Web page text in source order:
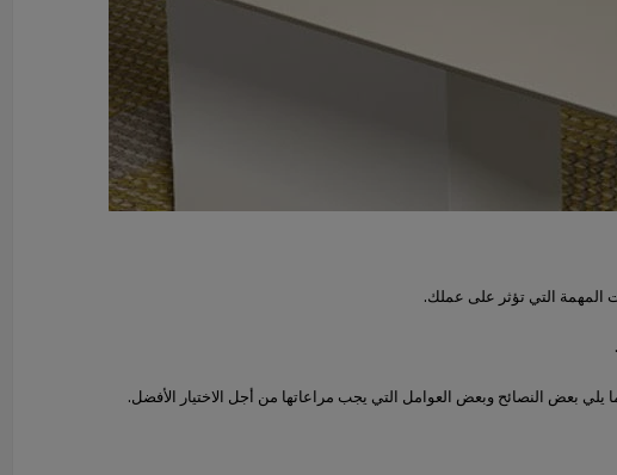
المهمة التي تؤثر على عملك.
يلي بعض النصائح وبعض العوامل التي يجب مراعاتها من أجل الاختيار الأفضل.